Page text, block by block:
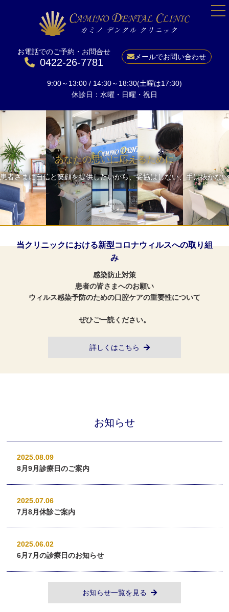
お電話でのご予約・お問合せ
0422-26-7781 メールでお問い合わせ
9:00～13:00 / 14:30～18:30(土曜は17:30)
休診日：水曜・日曜・祝日
あなたの思いに応えるために
患者さまに自信と笑顔を提供したいから、妥協はしない、手は抜かない
HOME
当院について
一般歯科
予防
小児矯正
成人矯正
美しい口元に
ホワイトニング
インプラント
料金表
よくあるご質問
ブログ
リクルート
お問い合わせ
当クリニックにおける新型コロナウィルスへの取り組
み
感染防止対策
患者の皆さまへのお願い
ウィルス感染予防のための口腔ケアの重要性について
ぜひご一読ください。
詳しくはこちら
お知らせ
2025.08.09
8月9月診療日のご案内
2025.07.06
7月8月休診ご案内
2025.06.02
6月7月の診療日のお知らせ
お知らせ一覧を見る